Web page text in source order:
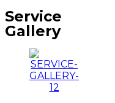
Service
Gallery